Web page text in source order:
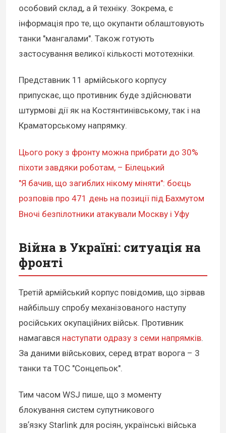
особовий склад, а й техніку. Зокрема, є
інформація про те, що окупанти облаштовують
танки "мангалами". Також готують
застосування великої кількості мототехніки.
Представник 11 армійського корпусу
припускає, що противник буде здійснювати
штурмові дії як на Костянтинівському, так і на
Краматорському напрямку.
Цього року з фронту можна прибрати до 30%
піхоти завдяки роботам, – Білецький
"Я бачив, що загиблих нікому міняти": боєць
розповів про 471 день на позиції під Бахмутом
Вночі безпілотники атакували Москву і Уфу
Війна в Україні: ситуація на
фронті
Третій армійський корпус повідомив, що зірвав
найбільшу спробу механізованого наступу
російських окупаційних військ. Противник
намагався наступати одразу з семи напрямків.
За даними військових, серед втрат ворога – 3
танки та ТОС "Сонцепьок".
Тим часом WSJ пише, що з моменту
блокування систем супутникового
звʼязку Starlink для росіян, українські війська